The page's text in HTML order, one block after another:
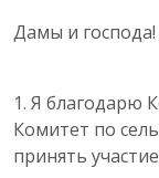
Дамы и господа!
1. Я благодарю
Комитет по
принять